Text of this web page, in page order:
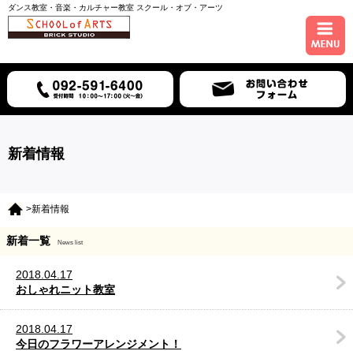
ダンス教室・音楽・カルチャー教室 スクール・オブ・アーツ
ホーム
コース紹介
新着情報
>新着情報
新着一覧 News list
2018.04.17
おしゃれニット教室
2018.04.17
今日のフラワーアレンジメント！